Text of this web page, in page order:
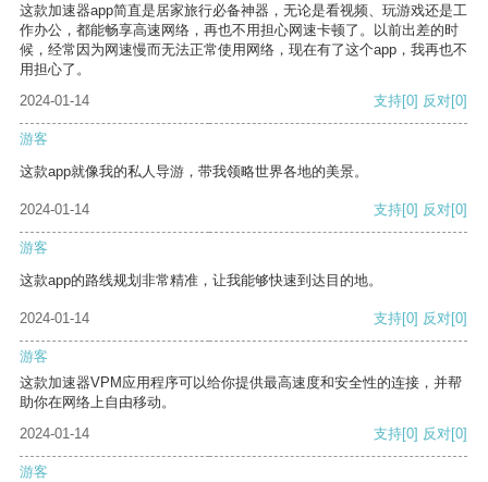
这款加速器app简直是居家旅行必备神器，无论是看视频、玩游戏还是工
作办公，都能畅享高速网络，再也不用担心网速卡顿了。以前出差的时
候，经常因为网速慢而无法正常使用网络，现在有了这个app，我再也不
用担心了。
2024-01-14
支持[0] 反对[0]
游客
这款app就像我的私人导游，带我领略世界各地的美景。
2024-01-14 支持[0] 反对[0]
游客
这款app的路线规划非常精准，让我能够快速到达目的地。
2024-01-14 支持[0] 反对[0]
游客
这款加速器VPM应用程序可以给你提供最高速度和安全性的连接，并帮
助你在网络上自由移动。
2024-01-14
支持[0] 反对[0]
游客